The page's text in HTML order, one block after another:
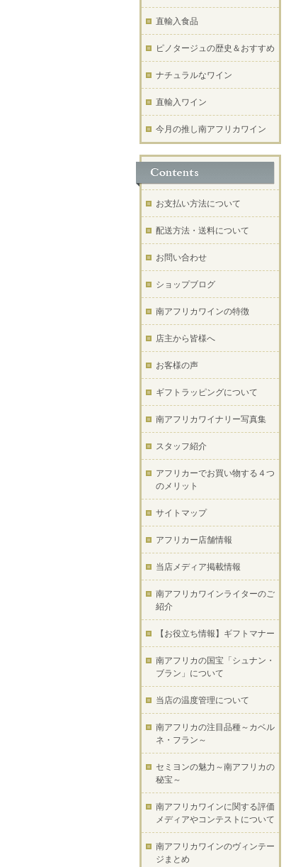
直輸入食品
ピノタージュの歴史＆おすすめ
ナチュラルなワイン
直輸入ワイン
今月の推し南アフリカワイン
お支払い方法について
配送方法・送料について
お問い合わせ
ショップブログ
南アフリカワインの特徴
店主から皆様へ
お客様の声
ギフトラッピングについて
南アフリカワイナリー写真集
スタッフ紹介
アフリカーでお買い物する４つ
のメリット
サイトマップ
アフリカー店舗情報
当店メディア掲載情報
南アフリカワインライターのご
紹介
【お役立ち情報】ギフトマナー
南アフリカの国宝「シュナン・
ブラン」について
当店の温度管理について
南アフリカの注目品種～カベル
ネ・フラン～
セミヨンの魅力～南アフリカの
秘宝～
南アフリカワインに関する評価
メディアやコンテストについて
南アフリカワインのヴィンテー
ジまとめ